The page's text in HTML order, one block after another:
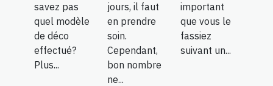
savez pas
quel modèle
de déco
effectué?
Plus...
jours, il faut
en prendre
soin.
Cependant,
bon nombre
ne...
important
que vous le
fassiez
suivant un...